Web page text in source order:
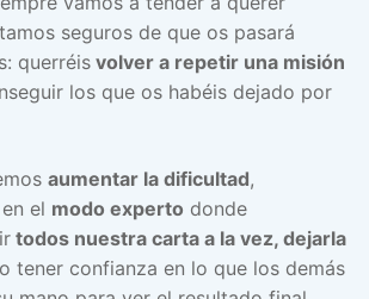
seguros de que os pasará
querréis volver a repetir una misión
los que os habéis dejado por
aumentar la dificultad,
el modo experto donde
todos nuestra carta a la vez, dejarla
tener confianza en lo que los demás